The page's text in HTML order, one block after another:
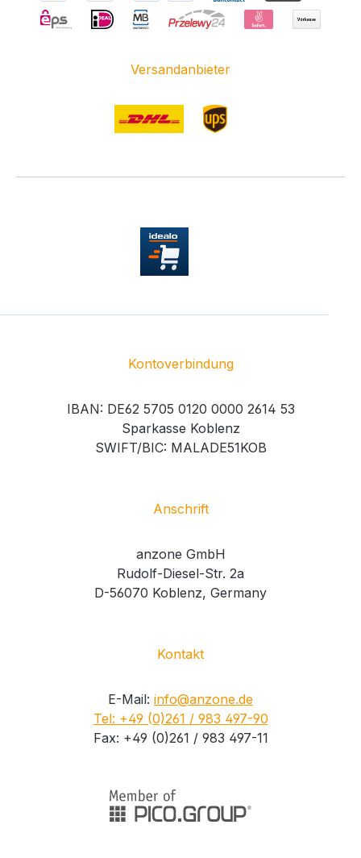
Versandanbieter
Kontoverbindung
IBAN: DE62 5705 0120 0000 2614 53
Sparkasse Koblenz
SWIFT/BIC: MALADE51KOB
Anschrift
anzone GmbH
Rudolf-Diesel-Str. 2a
D-56070 Koblenz, Germany
Kontakt
E-Mail: info@anzone.de
Tel: +49 (0)261 / 983 497-90
Fax: +49 (0)261 / 983 497-11